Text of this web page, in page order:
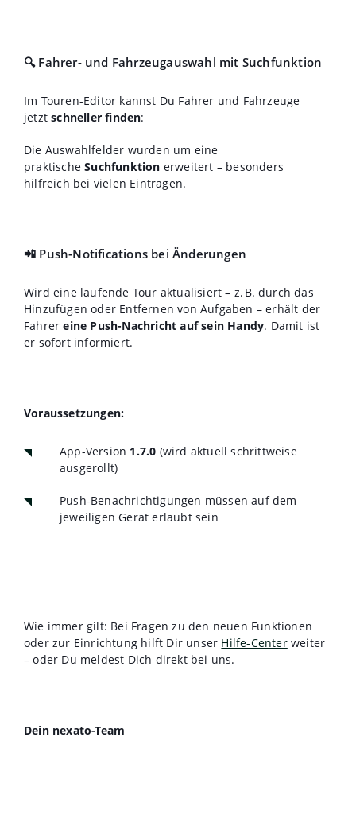
🔍 Fahrer- und Fahrzeugauswahl mit Suchfunktion
Im Touren-Editor kannst Du Fahrer und Fahrzeuge
jetzt schneller finden:
Die Auswahlfelder wurden um eine
praktische Suchfunktion erweitert – besonders
hilfreich bei vielen Einträgen.
📲 Push-Notifications bei Änderungen
Wird eine laufende Tour aktualisiert – z. B. durch das
Hinzufügen oder Entfernen von Aufgaben – erhält der
Fahrer eine Push-Nachricht auf sein Handy. Damit ist
er sofort informiert.
Voraussetzungen:
App-Version 1.7.0 (wird aktuell schrittweise
ausgerollt)
Push-Benachrichtigungen müssen auf dem
jeweiligen Gerät erlaubt sein
Wie immer gilt: Bei Fragen zu den neuen Funktionen
oder zur Einrichtung hilft Dir unser Hilfe-Center weiter
– oder Du meldest Dich direkt bei uns.
Dein nexato-Team